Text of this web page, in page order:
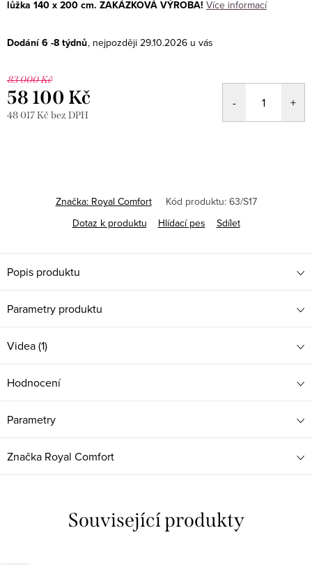
lůžka 140 x 200 cm. ZAKÁZKOVÁ VÝROBA! Více informací
Dodání 6 -8 týdnů 29.10.2026
83 000 Kč
58 100 Kč
48 017 Kč bez DPH
Značka: Royal Comfort Kód produktu: 63/S17
Dotaz k produktu
Hlídací pes Sdílet
Popis produktu
Parametry produktu
Videa (1)
Hodnocení
Parametry
Značka Royal Comfort
Související produkty